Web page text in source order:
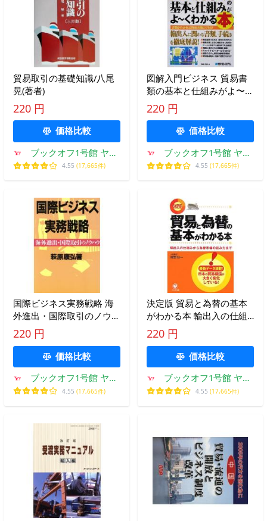
貿易取引の基礎知識/八尾
晃(著者)
220 円
価格比較
ブックオフ1号館 ヤフ
ーショッピング店
4.55 (17,665件)
図解入門ビジネス 貿易書
類の基本と仕組みがよ〜く
わかる本 How-nual
Business Guide Book/布施
克彦(著者)
220 円
価格比較
ブックオフ1号館 ヤフ
ーショッピング店
4.55 (17,665件)
国際ビジネス実務戦略 海
外進出・国際取引のノウハ
ウ/萩原康弘【著】
220 円
価格比較
ブックオフ1号館 ヤフ
ーショッピング店
4.55 (17,665件)
決定版 貿易と為替の基本
がわかる本 輸出入の仕組
みから為替市場の読み方ま
で/尾野功一【著】
220 円
価格比較
ブックオフ1号館 ヤフ
ーショッピング店
4.55 (17,665件)